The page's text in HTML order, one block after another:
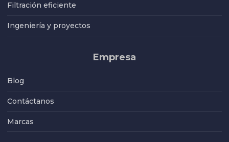
Filtración eficiente
Ingeniería y proyectos
Empresa
Blog
Contáctanos
Marcas